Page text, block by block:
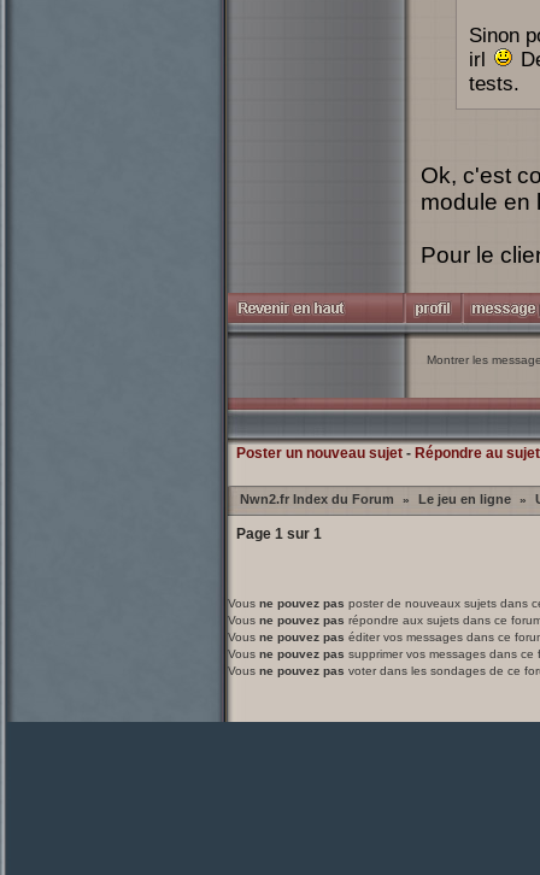
Sinon
irl
tests.
Ok, c'est
module en
Pour le
Montrer les
Poster un nouveau sujet- Répondre au sujet
Nwn2.fr Index du Forum » Le jeu en ligne »
Page 1sur 1
Vous ne pouvez pas poster de nouveaux sujets dans
Vous ne pouvez pas répondre aux sujets dans ce
Vous ne pouvez pas éditer vos messages dans ce
Vous ne pouvez pas supprimer vos messages dans ce
Vous ne pouvez pas voter dans les sondages de ce